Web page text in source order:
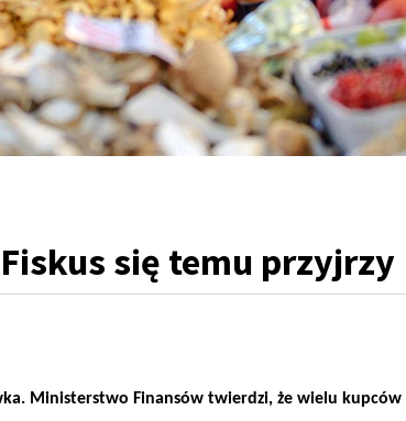
się temu przyjrzy
Ministerstwo Finansów twierdzi, że wielu kupców